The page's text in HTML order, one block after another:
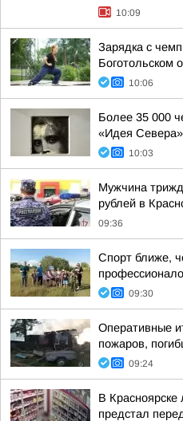
10:09
Зарядка с
Боготольском
10:06
Более 35 000
«Идея
10:03
Мужчина
рублей в
09:36
Спорт ближе,
09:30
Оперативные
пожаров,
09:24
В
предстал